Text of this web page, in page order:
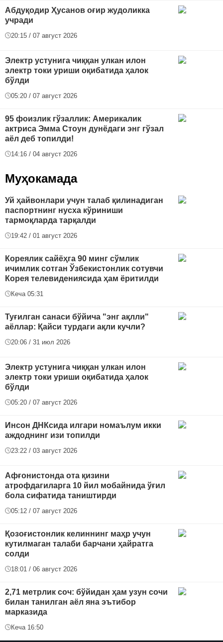
Абдуқодир Ҳусанов оғир жудоликка
учради
20:15 / 07 август 2026
Электр устунига чиққан улкан илон
электр токи уриши оқибатида ҳалок
бўлди
05:20 / 07 август 2026
95 фоизлик гўзаллик: Америкалик
актриса Эмма Стоун дунёдаги энг гўзал
аёл деб топилди!
14:16 / 04 август 2026
Муҳокамада
Уй ҳайвонлари учун талаб қилинадиган
паспортнинг нусха кўриниши
тармоқларда тарқалди
19:42 / 01 август 2026
Кореялик сайёҳга 90 минг сўмлик
ичимлик сотган Ўзбекистонлик сотувчи
Корея телевидениясида ҳам ёритилди
Кеча 05:31
Туғилган санаси бўйича "энг ақлли"
аёллар: Қайси турдаги ақли кучли?
20:06 / 31 июл 2026
Электр устунига чиққан улкан илон
электр токи уриши оқибатида ҳалок
бўлди
05:20 / 07 август 2026
Инсон ДНКсида илгари номаълум икки
аждоднинг изи топилди
23:22 / 03 август 2026
Афғонистонда ота қизини
атрофдагиларга 10 йил мобайнида ўғил
бола сифатида таништирди
05:12 / 07 август 2026
Қозоғистонлик келиннинг маҳр учун
кутилмаган талаби барчани ҳайратга
солди
18:01 / 06 август 2026
2,71 метрлик соч: бўйидан ҳам узун сочи
билан танилган аёл яна эътибор
марказида
Кеча 16:50